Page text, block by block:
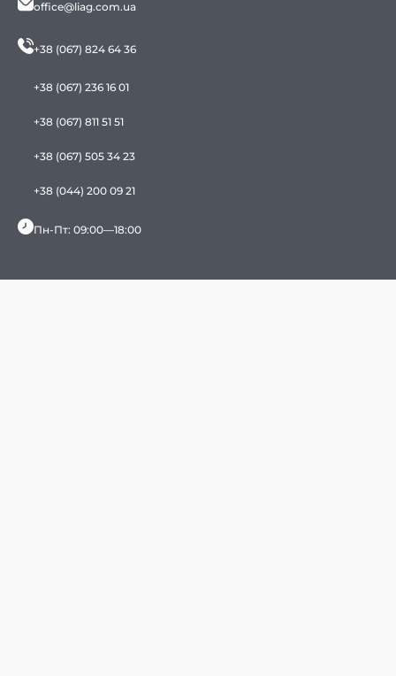
office@liag.com.ua
+38 (067) 824 64 36
+38 (067) 236 16 01
+38 (067) 811 51 51
+38 (067) 505 34 23
+38 (044) 200 09 21
Пн-Пт: 09:00—18:00